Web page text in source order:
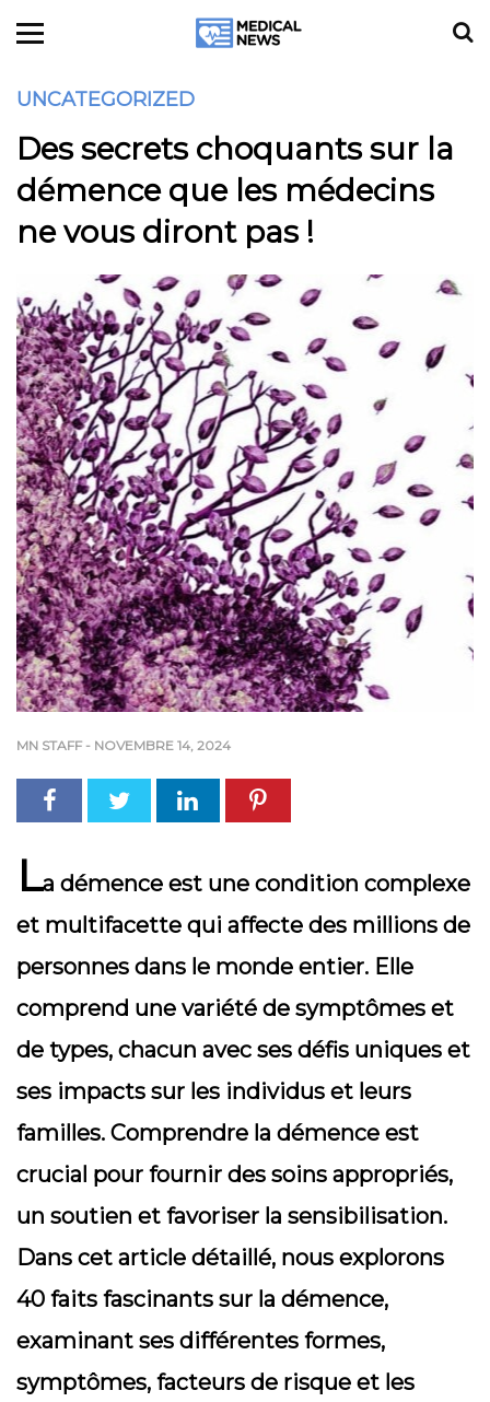
UNCATEGORIZED
Des secrets choquants sur la
démence que les médecins
ne vous diront pas !
MN STAFF - NOVEMBRE 14, 2024
La démence est une condition complexe
et multifacette qui affecte des millions de
personnes dans le monde entier. Elle
comprend une variété de symptômes et
de types, chacun avec ses défis uniques et
ses impacts sur les individus et leurs
familles. Comprendre la démence est
crucial pour fournir des soins appropriés,
un soutien et favoriser la sensibilisation.
Dans cet article détaillé, nous explorons
40 faits fascinants sur la démence,
examinant ses différentes formes,
symptômes, facteurs de risque et les